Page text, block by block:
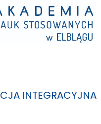
INTEGRACYJNA